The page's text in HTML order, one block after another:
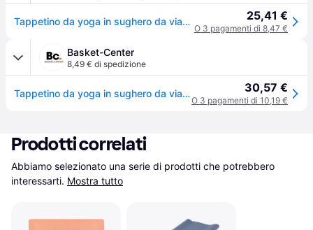
Tappetino da yoga in sughero da viaggio su gomma Myga - Beige 25,41 €
O 3 pagamenti di 8,47 €
Basket-Center
8,49 € di spedizione
Tappetino da yoga in sughero da viaggio su gomma Myga - Beige 30,57 €
O 3 pagamenti di 10,19 €
Prodotti correlati
Abbiamo selezionato una serie di prodotti che potrebbero
interessarti. Mostra tutto